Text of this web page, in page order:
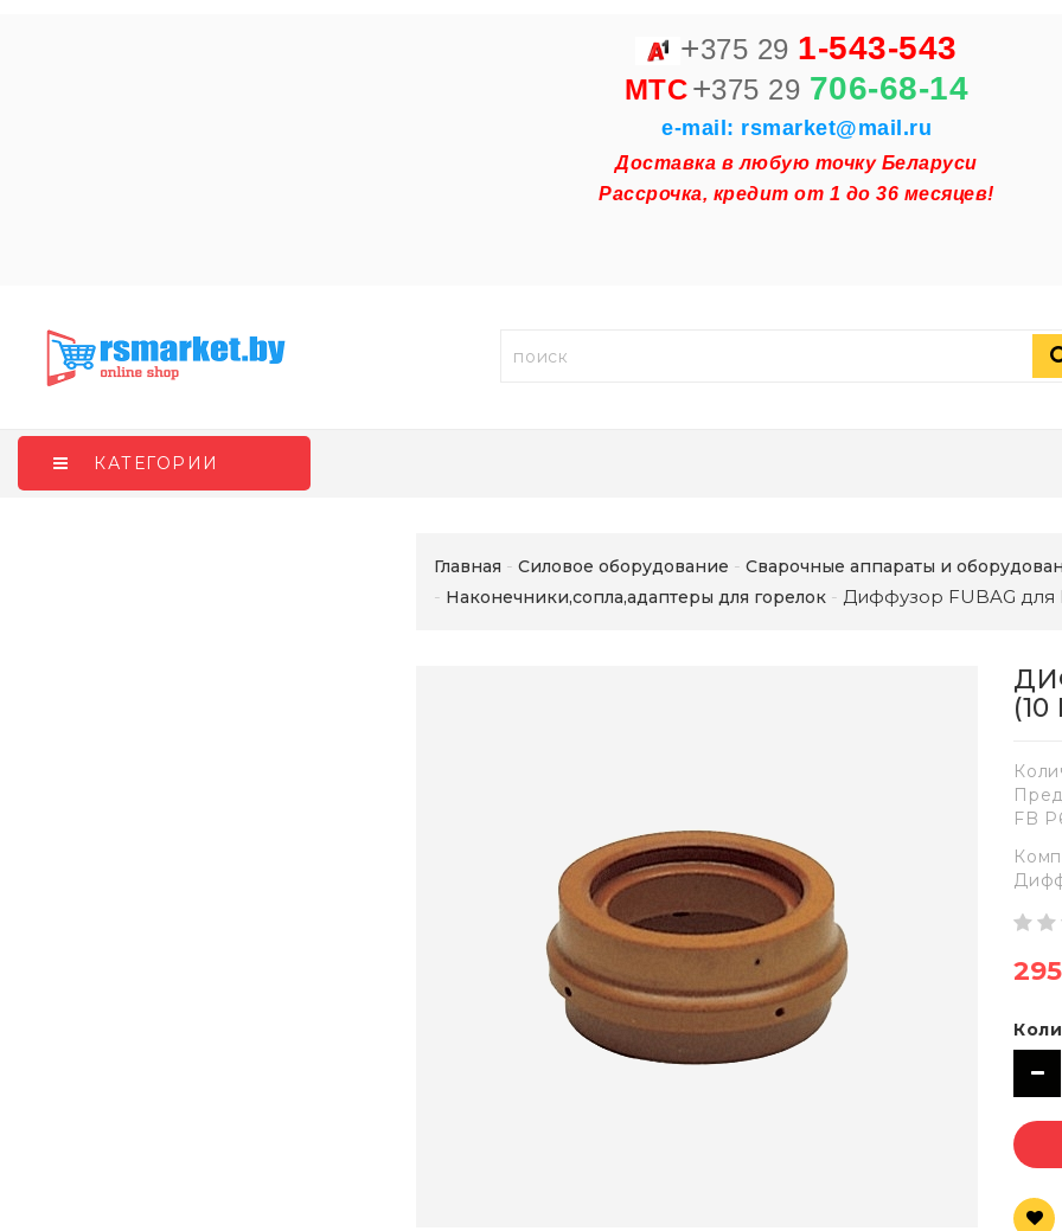
+375 29 1-543-543
MTC+375 29 706-68-14
e-mail: rsmarket@mail.ru
Доставка в любую точку Беларуси
Рассрочка, кредит от 1 до 36 месяцев!
КАТЕГОРИИ
Главная Силовое оборудование
Сварочные аппараты и
Наконечники,сопла,адаптеры для горелок
Диффузор FUBAG для
FB